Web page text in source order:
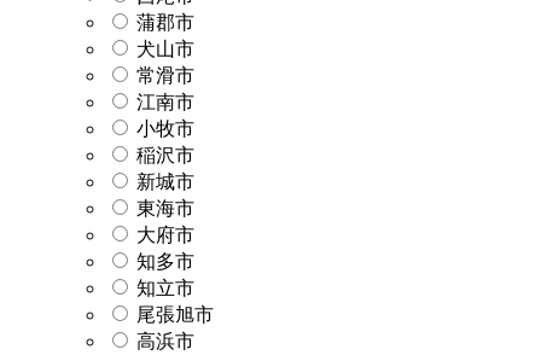
蒲郡市
犬山市
常滑市
江南市
小牧市
稲沢市
新城市
東海市
大府市
知多市
知立市
尾張旭市
高浜市